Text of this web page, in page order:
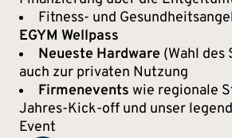
Fitness- und
EGYM Wellpass
Neueste Hardware (Wahl des
auch zur privaten Nutzung
Firmenevents wie regionale
Jahres-Kick-off und unser
Event